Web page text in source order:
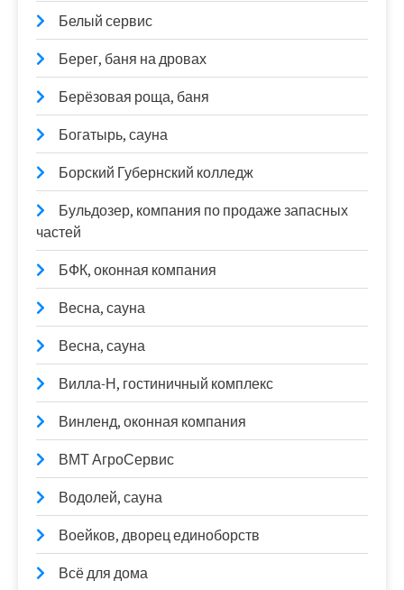
Белый сервис
Берег, баня на дровах
Берёзовая роща, баня
Богатырь, сауна
Борский Губернский колледж
Бульдозер, компания по продаже запасных
частей
БФК, оконная компания
Весна, сауна
Весна, сауна
Вилла-Н, гостиничный комплекс
Винленд, оконная компания
ВМТ АгроСервис
Водолей, сауна
Воейков, дворец единоборств
Всё для дома